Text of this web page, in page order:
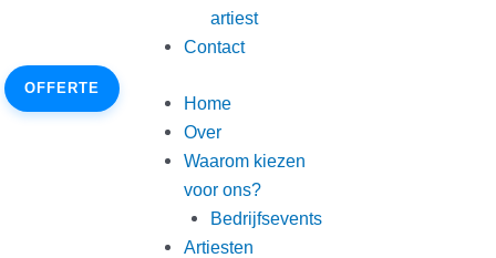
artiest
Contact
Home
Over
Waarom kiezen
voor ons?
Bedrijfsevents
Artiesten
OFFERTE